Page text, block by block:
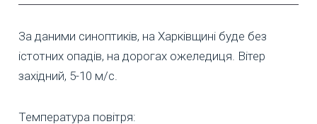
За даними синоптиків, на Харківщині буде без
істотних опадів, на дорогах ожеледиця. Вітер
західний, 5-10 м/с.
Температура повітря: